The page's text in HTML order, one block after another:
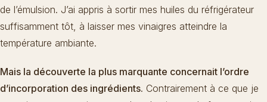
de l’émulsion. J’ai appris à sortir mes huiles du réfrigérateur
suffisamment tôt, à laisser mes vinaigres atteindre la
température ambiante.
Mais la découverte la plus marquante concernait l’ordre
d’incorporation des ingrédients. Contrairement à ce que je